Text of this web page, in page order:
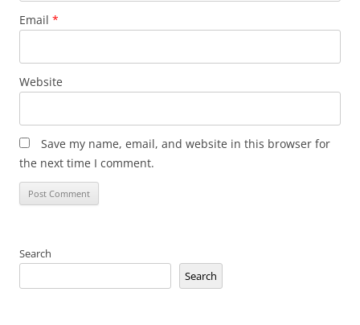
Email *
Website
Save my name, email, and website in this browser for
the next time I comment.
Search
Search